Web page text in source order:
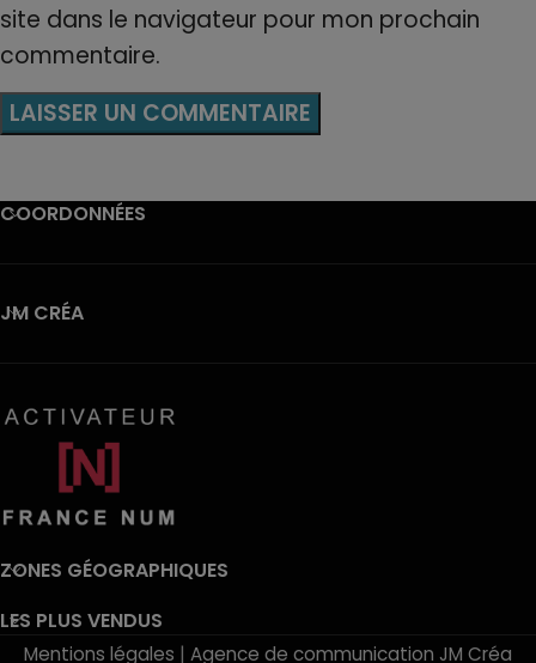
site dans le navigateur pour mon prochain
commentaire.
COORDONNÉES
JM CRÉA
ZONES GÉOGRAPHIQUES
LES PLUS VENDUS
Mentions légales | Agence de communication JM Créa